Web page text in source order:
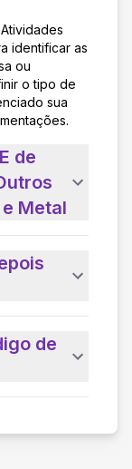
identificar as
ou
o tipo de
sua
de
Metal
de